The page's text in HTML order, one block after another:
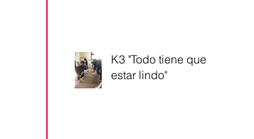
K3 "Todo tiene que
estar lindo"